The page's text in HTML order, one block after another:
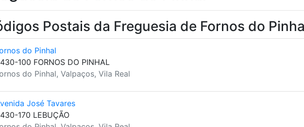
Postais da Freguesia de Fornos do
do Pinhal
100 FORNOS DO PINHAL
do Pinhal, Valpaços, Vila Real
José Tavares
170 LEBUÇÃO